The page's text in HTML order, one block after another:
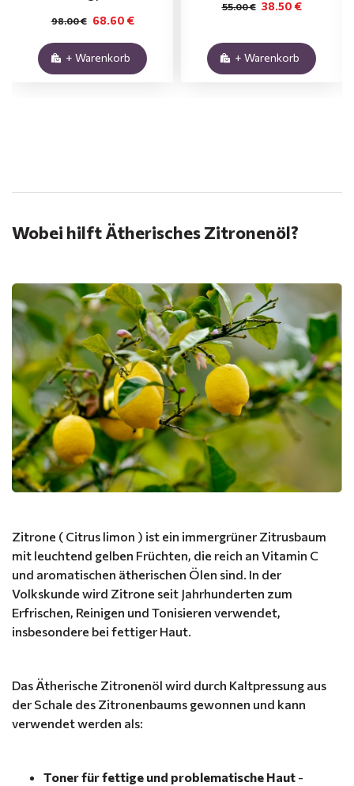
68.60 €
98.00 €
+ Warenkorb
38.50 €
55.00 €
+ Warenkorb
Wobei hilft Ätherisches Zitronenöl?
Zitrone ( Citrus limon ) ist ein immergrüner Zitrusbaum
mit leuchtend gelben Früchten, die reich an Vitamin C
und aromatischen ätherischen Ölen sind. In der
Volkskunde wird Zitrone seit Jahrhunderten zum
Erfrischen, Reinigen und Tonisieren verwendet,
insbesondere bei fettiger Haut.
Das Ätherische Zitronenöl wird durch Kaltpressung aus
der Schale des Zitronenbaums gewonnen und kann
verwendet werden als:
Toner für fettige und problematische Haut -